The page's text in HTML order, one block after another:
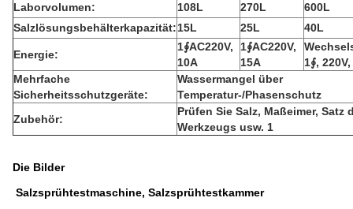
Laborvolumen:
108L 270L
600L
Salzlösungsbehälterkapazität:15L 25L 40L
Energie:
1∮AC220V,
10A
1∮AC220V,
15A
1∮,
Mehrfache
Sicherheitsschutzgeräte:
Wassermangel über
Temperatur-/Phasenschutz
Zubehör:
Prüfen Sie Salz, Maßeimer, Satz
Werkzeugs usw. 1
Die Bilder
Salzsprühtestmaschine, Salzsprühtestkammer